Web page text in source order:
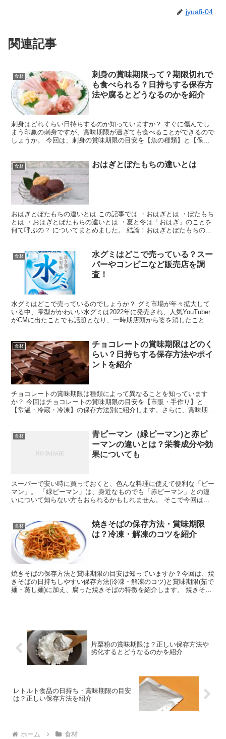
jyuafi-04
関連記事
食材
刺身の賞味期限って？期限切れで
も食べられる？日持ちする保存方
法や腐るとどうなるのかを紹介
刺身はどれくらい日持ちするのか知っていますか？ すぐに傷んでし
まう印象の刺身ですが、賞味期限が過ぎても食べることができるので
しょうか。 今回は、刺身の賞味期限の目安を【魚の種類】と【保存
食材 おはぎとぼたもちの違いとは
おはぎとぼたもちの違いとは この記事では ・おはぎとは ・ぼたもち
とは ・おはぎとぼたもちの違いとは ・夏と冬は「おはぎ」のことを
何て呼ぶの？ についてまとめました。 結論！おはぎとぼたもちの違
食材
水グミはどこで売っている？スー
パーやコンビニなど販売店を調
査！
水グミはどこで売っているのでしょうか？ グミ市場が年々拡大して
いる中、雫型がかわいい水グミは2022年に発売され、人気YouTuber
がCMに出たことでも話題となり、一時期店頭から姿を消したことも
食材
チョコレートの賞味期限はどのく
らい？日持ちする保存方法やポイ
ントを紹介
チョコレートの賞味期限は種類によって異なることを知っています
か？ 今回はチョコレートの賞味期限の目安を【市販・手作り】と
【常温・冷蔵・冷凍】の保存方法別に紹介します。さらに、賞味期限
食材
青ピーマン（緑ピーマン)と赤ピ
ーマンの違いとは？栄養成分や効
果についても
スーパーで安い時に買っておくと、色んな料理に使えて便利な「ピー
マン」。 「緑ピーマン」は、身近なものでも「赤ピーマン」との違
いについて知らない方もおられるかもしれません。 そこで今回は、
食材
焼きそばの保存方法・賞味期限
は？冷凍・解凍のコツを紹介
焼きそばの保存方法と賞味期限の目安は知っていますか？今回は、焼
きそばの日持ちしやすい保存方法(冷凍・解凍のコツ)と賞味期限(茹で
麺・蒸し麺)に加え、腐った焼きそばの特徴を紹介します。 焼きそば
片栗粉の賞味期限は？正しい保存方法や
劣化するとどうなるのかを紹介
レトルト食品の日持ち・賞味期限の目安
は？正しい保存方法を紹介
ホーム 食材